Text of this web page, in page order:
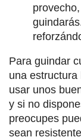
Para guindar
una
usar unos
y si no
preocupes
sean